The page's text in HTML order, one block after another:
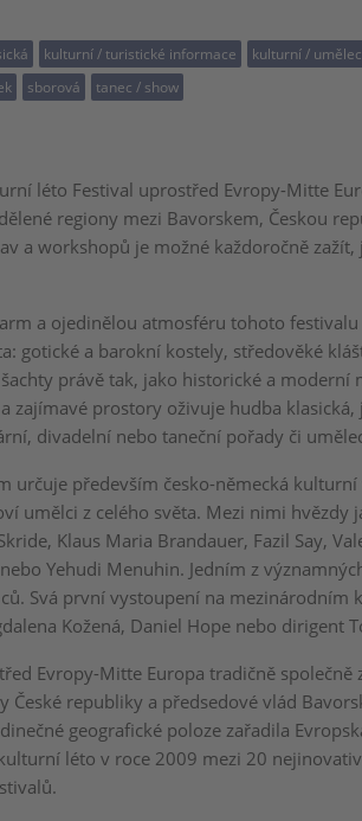
kulturní / turistické informace kulturní /
sborová tanec / show
léto Festival uprostřed Evropy-Mitte
regiony mezi Bavorskem, Českou
a workshopů je možné každoročně
a ojedinělou atmosféru tohoto
gotické a barokní kostely, středověké
právě tak, jako historické a moderní
zajímavé prostory oživuje hudba
divadelní nebo taneční pořady či
určuje především česko-německá
umělci z celého světa. Mezi nimi hvězdy
Klaus Maria Brandauer, Fazil Say,
nebo Yehudi Menuhin. Jedním z
Svá první vystoupení na mezinárodním
Kožená, Daniel Hope nebo dirigent
Evropy-Mitte Europa tradičně společně
České republiky a předsedové vlád
geografické poloze zařadila
léto v roce 2009 mezi 20